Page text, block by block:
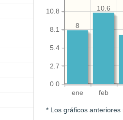
ene feb
0.0
2.7
5.4
8.1
10.8 10.6
8
* Los gráficos